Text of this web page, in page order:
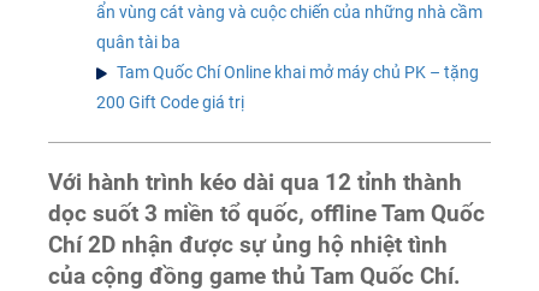
ẩn vùng cát vàng và cuộc chiến của những nhà cầm
quân tài ba
Tam Quốc Chí Online khai mở máy chủ PK – tặng
200 Gift Code giá trị
Với hành trình kéo dài qua 12 tỉnh thành
dọc suốt 3 miền tổ quốc, offline Tam Quốc
Chí 2D nhận được sự ủng hộ nhiệt tình
của cộng đồng game thủ Tam Quốc Chí.